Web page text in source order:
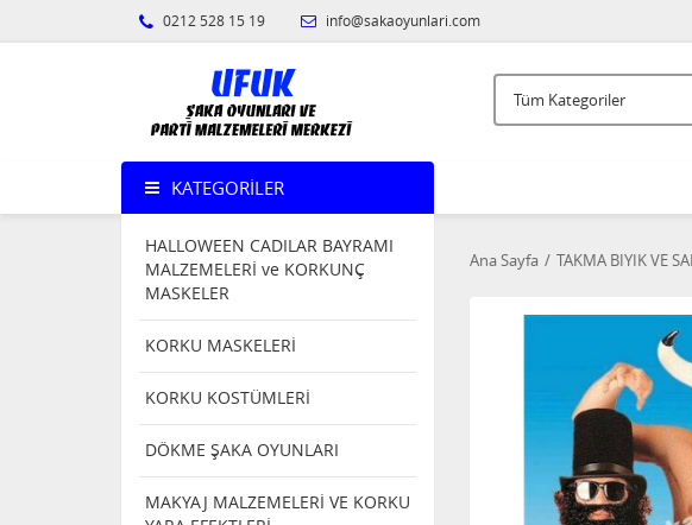
0212 528 15 19 info@sakaoyunlari.com
KATEGORILER
HALLOWEEN CADILAR BAYRAMI
MALZEMELERİ ve KORKUNÇ
MASKELER
KORKU MASKELERİ
KORKU KOSTÜMLERİ
DÖKME ŞAKA OYUNLARI
MAKYAJ MALZEMELERİ VE KORKU
Ana Sayfa TAKMA BIYIK VE